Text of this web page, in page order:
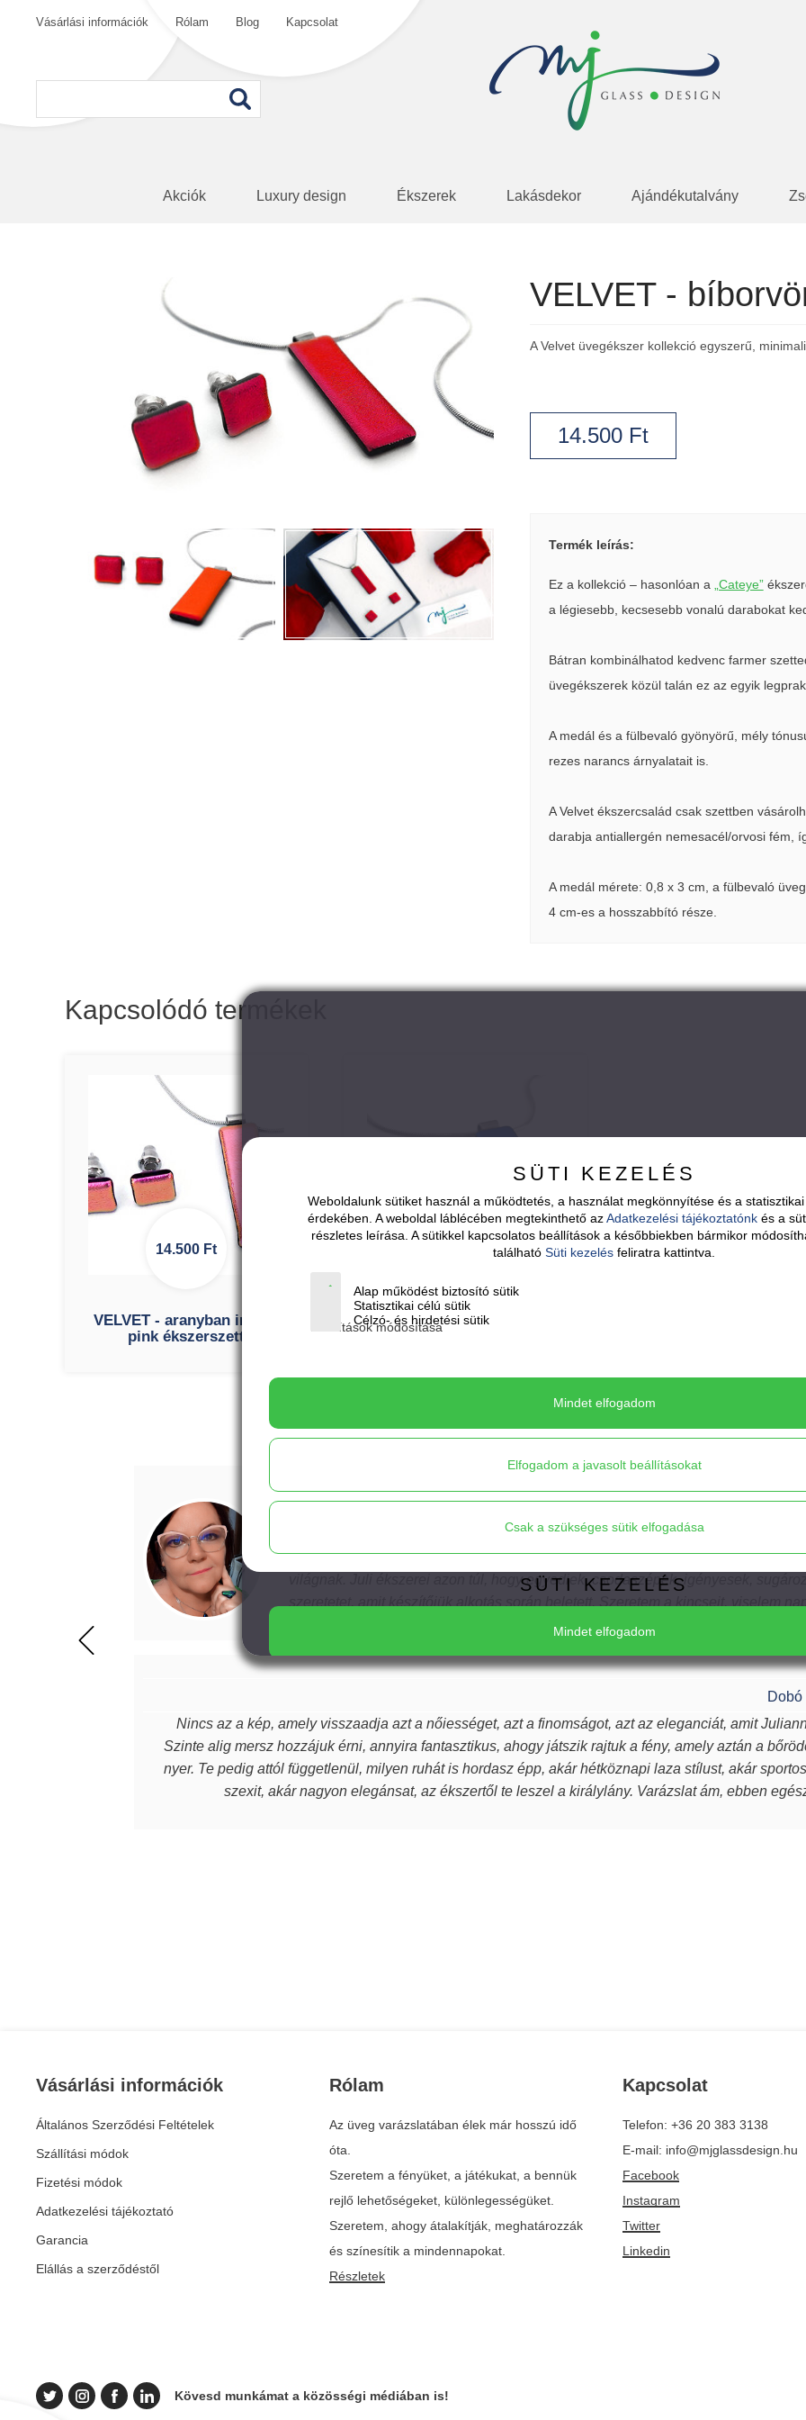
Vásárlási információk Rólam Blog Kapcsolat
Akciók Luxury design Ékszerek Lakásdekor Ajándékutalvány
VELVET -
A Velvet üvegékszer kollekció egyszerű,
14.500Ft
Termék leírás:
Ez a kollekció – hasonlóan a „Cateye”
a légiesebb, kecsesebb vonalú darabokat
Bátran kombinálhatod kedvenc farmer
üvegékszerek közül talán ez az egyik
A medál és a fülbevaló gyönyörű, mély
rezes narancs árnyalatait is.
A Velvet ékszercsalád csak szettben
darabja antiallergén nemesacél/orvosi fém,
A medál mérete: 0,8 x 3 cm, a fülbevaló
4 cm-es a hosszabbító része.
Kapcsolódó termékek
14.500 Ft
VELVET - aranyban irizáló
pink ékszerszett
Ft
VELVET - királykék
ékszerszett
Ma is velem vagy…….! Szoktam volt írni Julinak, de hogy miért is? Juli ékszerei
Számomra a nonverbális kommunikáció azon eszközei, melyeken keresztül a
világnak. Juli ékszerei azon túl, hogy egyediek, csodaszépek, igényesek,
magabiztosabb, derűsebb vagyok. Azon nők közé tartozom, akiket az ékszer
értéket képviselnek, öltöztetnek, stílust adnak viselőjüknek. Ha a „waooo
beszélek. Mindenkinek ilyet kívánok, neked pedig köszönöm drága Juli!
Dobó
Nincs az a kép, amely visszaadja azt a nőiességet, azt a finomságot, azt az eleganciát, amit
Szinte alig mersz hozzájuk érni, annyira fantasztikus, ahogy játszik rajtuk a fény, amely aztán a
nyer. Te pedig attól függetlenül, milyen ruhát is hordasz épp, akár hétköznapi laza stílust, akár
szexit, akár nagyon elegánsat, az ékszertől te leszel a királylány. Varázslat ám, ebben
Vásárlási információk
Általános Szerződési Feltételek
Szállítási módok
Fizetési módok
Adatkezelési tájékoztató
Garancia
Elállás a szerződéstől
Rólam
Az üveg varázslatában élek már hosszú idő
óta.
Szeretem a fényüket, a játékukat, a bennük
rejlő lehetőségeket, különlegességüket.
Szeretem, ahogy átalakítják, meghatározzák
és színesítik a mindennapokat.
Részletek
Kapcsolat
Telefon: +36 20 383 3138
E-mail: info@mjglassdesign.hu
Facebook
Instagram
Twitter
Linkedin
Kövesd munkámat a közösségi médiában is!
SÜTI KEZELÉS
Weboldalunk sütiket használ a működtetés, a használat megkönnyítése és a
érdekében. A weboldal láblécében megtekinthető azAdatkezelési tájékoztatónkés a
részletes leírása. A sütikkel kapcsolatos beállítások a későbbiekben bármikor
találhatóSüti kezelés feliratra kattintva.
Alap működést biztosító sütik
Statisztikai célú sütik
Célzó- és hirdetési sütik
Beállítások módosítása
Mindet elfogadom
Elfogadom a javasolt beállításokat
Csak a szükséges sütik elfogadása
SÜTI KEZELÉS
Mindet elfogadom
Csak a szükséges sütik elfogadása